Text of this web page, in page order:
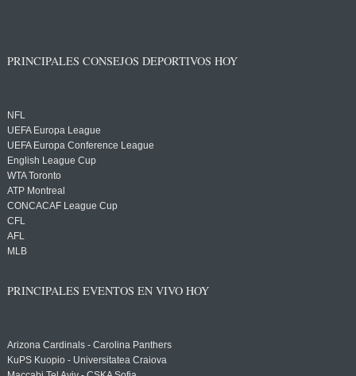
PRINCIPALES CONSEJOS DEPORTIVOS HOY
NFL
UEFA Europa League
UEFA Europa Conference League
English League Cup
WTA Toronto
ATP Montreal
CONCACAF League Cup
CFL
AFL
MLB
PRINCIPALES EVENTOS EN VIVO HOY
Arizona Cardinals - Carolina Panthers
KuPS Kuopio - Universitatea Craiova